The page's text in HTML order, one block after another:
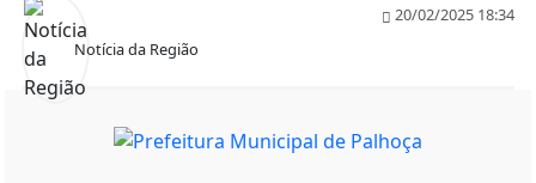
Notícia da Região
20/02/2025 18:34